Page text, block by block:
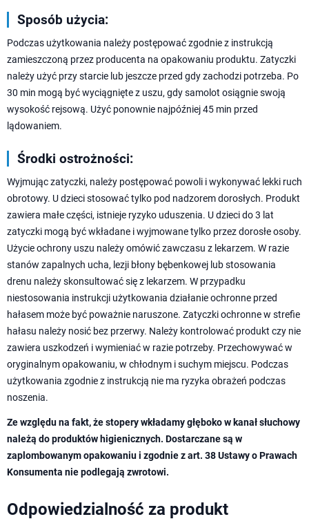
Sposób użycia:
Podczas użytkowania należy postępować zgodnie z instrukcją
zamieszczoną przez producenta na opakowaniu produktu. Zatyczki
należy użyć przy starcie lub jeszcze przed gdy zachodzi potrzeba. Po
30 min mogą być wyciągnięte z uszu, gdy samolot osiągnie swoją
wysokość rejsową. Użyć ponownie najpóźniej 45 min przed
lądowaniem.
Środki ostrożności:
Wyjmując zatyczki, należy postępować powoli i wykonywać lekki ruch
obrotowy. U dzieci stosować tylko pod nadzorem dorosłych. Produkt
zawiera małe części, istnieje ryzyko uduszenia. U dzieci do 3 lat
zatyczki mogą być wkładane i wyjmowane tylko przez dorosłe osoby.
Użycie ochrony uszu należy omówić zawczasu z lekarzem. W razie
stanów zapalnych ucha, lezji błony bębenkowej lub stosowania
drenu należy skonsultować się z lekarzem. W przypadku
niestosowania instrukcji użytkowania działanie ochronne przed
hałasem może być poważnie naruszone. Zatyczki ochronne w strefie
hałasu należy nosić bez przerwy. Należy kontrolować produkt czy nie
zawiera uszkodzeń i wymieniać w razie potrzeby. Przechowywać w
oryginalnym opakowaniu, w chłodnym i suchym miejscu. Podczas
użytkowania zgodnie z instrukcją nie ma ryzyka obrażeń podczas
noszenia.
Ze względu na fakt, że stopery wkładamy głęboko w kanał słuchowy
należą do produktów higienicznych. Dostarczane są w
zaplombowanym opakowaniu i zgodnie z art. 38 Ustawy o Prawach
Konsumenta nie podlegają zwrotowi.
Odpowiedzialność za produkt